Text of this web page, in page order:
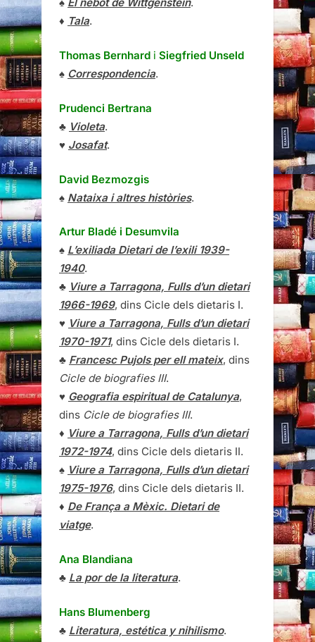
♦ Tala.
Thomas Bernhard i Siegfried Unseld
♠ Correspondencia.
Prudenci Bertrana
♣ Violeta.
♥ Josafat.
David Bezmozgis
♠ Nataixa i altres històries.
Artur Bladé i Desumvila
♠ L’exiliada Dietari de l’exili 1939-
1940.
♣ Viure a Tarragona, Fulls d’un dietari
1966-1969, dins Cicle dels dietaris I.
♥ Viure a Tarragona, Fulls d’un dietari
1970-1971, dins Cicle dels dietaris I.
♣ Francesc Pujols per ell mateix, dins
Cicle de biografies III.
♥ Geografia espiritual de Catalunya,
dins Cicle de biografies III.
♦ Viure a Tarragona, Fulls d’un dietari
1972-1974, dins Cicle dels dietaris II.
♠ Viure a Tarragona, Fulls d’un dietari
1975-1976, dins Cicle dels dietaris II.
♦ De França a Mèxic. Dietari de
viatge.
Ana Blandiana
♣ La por de la literatura.
Hans Blumenberg
♣ Literatura, estética y nihilismo.